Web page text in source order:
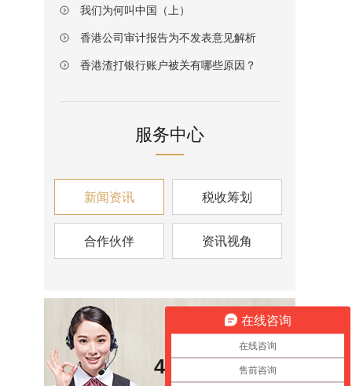
我们为何叫中国（上）
香港公司审计报告为不发表意见解析
香港渣打银行账户被关有哪些原因？
服务中心
新闻资讯 税收筹划
合作伙伴 资讯视角
咨询热线
400-6826-139
在线咨询
在线咨询
售前咨询